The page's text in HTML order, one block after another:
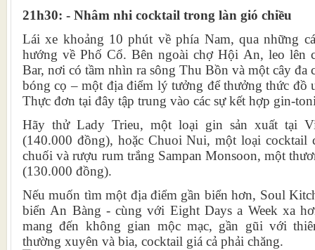
21h30: - Nhâm nhi cocktail trong làn gió chiều
Lái xe khoảng 10 phút về phía Nam, qua những
hướng về Phố Cổ. Bên ngoài chợ Hội An, leo lên
Bar, nơi có tầm nhìn ra sông Thu Bồn và một cây đa
bóng cọ – một địa điểm lý tưởng để thưởng thức đồ
Thực đơn tại đây tập trung vào các sự kết hợp gin-
Hãy thử Lady Trieu, một loại gin sản xuất tại
(140.000 đồng), hoặc Chuoi Nui, một loại cocktail
chuối và rượu rum trắng Sampan Monsoon, một
(130.000 đồng).
Nếu muốn tìm một địa điểm gần biển hơn, Soul
biển An Bàng - cùng với Eight Days a Week xa
mang đến không gian mộc mạc, gần gũi với
thường xuyên và bia, cocktail giá cả phải chăng.